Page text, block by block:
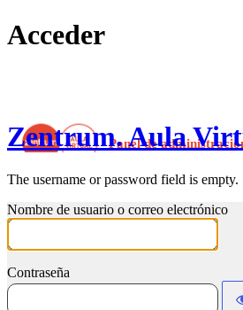
Acceder
Zentrum. Aula
The username or password field is empty.
Nombre de usuario o correo electrónico
Contraseña